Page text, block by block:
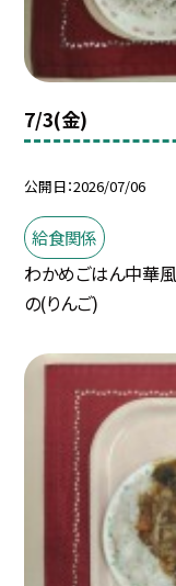
7/3(金)
公開日 2026/07/06
給食関係
わかめごはん中華
の(りんご)